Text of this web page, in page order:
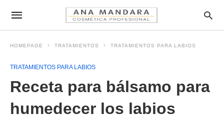
HOMEPAGE TRATAMIENTOS TRATAMIENTOS PARA LABIOS
TRATAMIENTOS PARA LABIOS
Receta para bálsamo para
humedecer los labios